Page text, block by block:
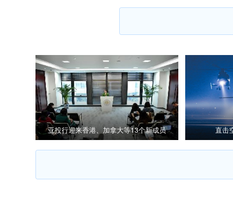
亚投行迎来香港、加拿大等13个新成员 直击